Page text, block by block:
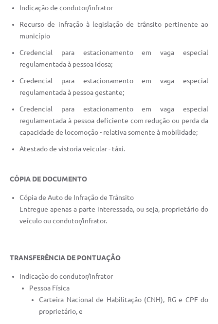
Contas Públicas
Links
Transparência
Enquete
Agenda
Diário Oficial
Indicação de condutor/infrator
Recurso de infração à legislação de trânsito pertinente ao
município
Credencial para estacionamento em vaga especial
regulamentada à pessoa idosa;
Credencial para estacionamento em vaga especial
regulamentada à pessoa gestante;
Credencial para estacionamento em vaga especial
regulamentada à pessoa deficiente com redução ou perda da
capacidade de locomoção - relativa somente à mobilidade;
Atestado de vistoria veicular - táxi.
CÓPIA DE DOCUMENTO
Cópia de Auto de Infração de Trânsito
Entregue apenas a parte interessada, ou seja, proprietário do
veículo ou condutor/infrator.
TRANSFERÊNCIA DE PONTUAÇÃO
Indicação do condutor/infrator
Pessoa Física
Carteira Nacional de Habilitação (CNH), RG e CPF do
proprietário, e